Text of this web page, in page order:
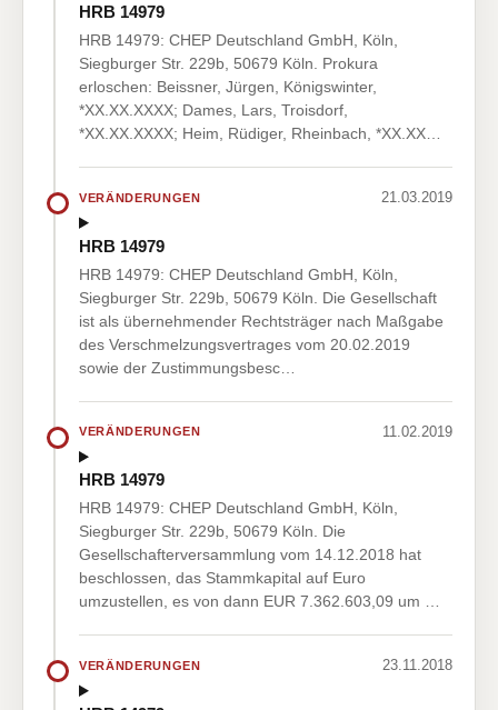
HRB 14979
HRB 14979: CHEP Deutschland GmbH, Köln,
Siegburger Str. 229b, 50679 Köln. Prokura
erloschen: Beissner, Jürgen, Königswinter,
*XX.XX.XXXX; Dames, Lars, Troisdorf,
*XX.XX.XXXX; Heim, Rüdiger, Rheinbach, *XX.XX…
VERÄNDERUNGEN 21.03.2019
HRB 14979
HRB 14979: CHEP Deutschland GmbH, Köln,
Siegburger Str. 229b, 50679 Köln. Die Gesellschaft
ist als übernehmender Rechtsträger nach Maßgabe
des Verschmelzungsvertrages vom 20.02.2019
sowie der Zustimmungsbesc…
VERÄNDERUNGEN 11.02.2019
HRB 14979
HRB 14979: CHEP Deutschland GmbH, Köln,
Siegburger Str. 229b, 50679 Köln. Die
Gesellschafterversammlung vom 14.12.2018 hat
beschlossen, das Stammkapital auf Euro
umzustellen, es von dann EUR 7.362.603,09 um …
VERÄNDERUNGEN 23.11.2018